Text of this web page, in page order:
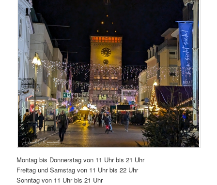
Montag bis Donnerstag von 11 Uhr bis 21 Uhr
Freitag und Samstag von 11 Uhr bis 22 Uhr
Sonntag von 11 Uhr bis 21 Uhr